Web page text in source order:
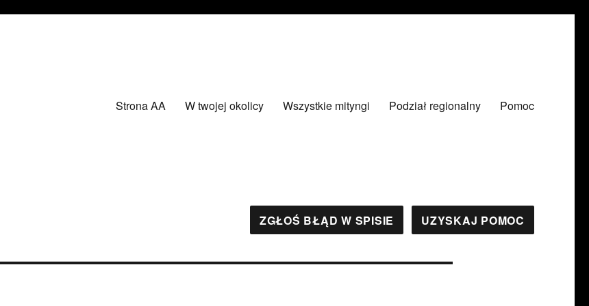
Strona AA W twojej okolicy Wszystkie mityngi Podział regionalny Pomoc
ZGŁOŚ BŁĄD W SPISIE UZYSKAJ POMOC